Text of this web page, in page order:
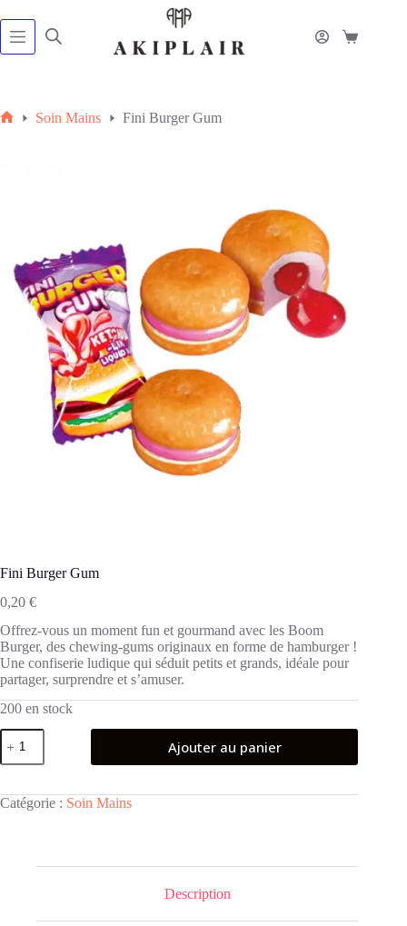
au
contenu
Panier
Soin Mains Fini Burger Gum
Fini Burger Gum
0,20 €
Offrez-vous un moment fun et gourmand avec les Boom
Burger, des chewing-gums originaux en forme de hamburger !
Une confiserie ludique qui séduit petits et grands, idéale pour
partager, surprendre et s’amuser.
200 en stock
quantité
de
Fini
Gum
Ajouter au panier
Catégorie : Soin Mains
Description